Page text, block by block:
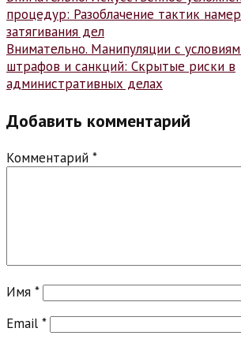
по
записям
процедур: Разоблачение тактик
затягивания дел
Внимательно. Манипуляции с
штрафов и санкций: Скрытые риски в
административных делах
Добавить комментарий
Комментарий *
Имя *
Email *